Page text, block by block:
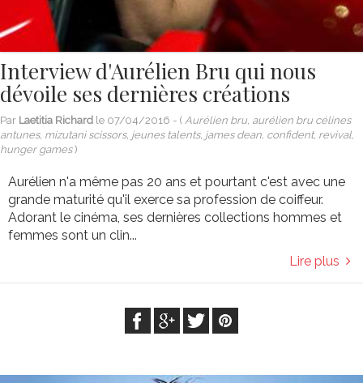
Interview d'Aurélien Bru qui nous
dévoile ses dernières créations
Par Laetitia Richard le 07/04/2016 - ( Aurélien bru, aurélien bru célines
antunes, mizutani scissors, jeunes talents, james dean, confident, revival,
hunger games)
Aurélien n'a même pas 20 ans et pourtant c'est avec une
grande maturité qu'il exerce sa profession de coiffeur.
Adorant le cinéma, ses dernières collections hommes et
femmes sont un clin...
Lire plus